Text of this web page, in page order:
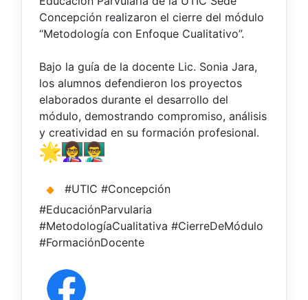
Concepción realizaron el cierre del módulo
“Metodología con Enfoque Cualitativo”.
Bajo la guía de la docente Lic. Sonia Jara,
los alumnos defendieron los proyectos
elaborados durante el desarrollo del
módulo, demostrando compromiso, análisis
y creatividad en su formación profesional.
#UTIC #Concepción
#EducaciónParvularia
#MetodologíaCualitativa #CierreDeMódulo
#FormaciónDocente